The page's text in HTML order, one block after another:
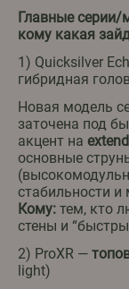
Главные серии/
кому какая
1) Quicksilver
гибридная
Новая модель
заточена под
акцент на
основные
стабильности
Кому: тем, кто
стены и
2) ProXR —
light)